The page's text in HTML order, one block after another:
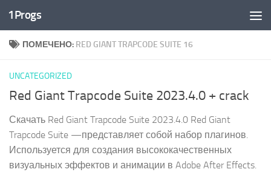
Перейти к содержимому
1Progs
ПОМЕЧЕНО: RED GIANT TRAPCODE SUITE 16
UNCATEGORIZED
Red Giant Trapcode Suite 2023.4.0 + crack
Скачать Red Giant Trapcode Suite 2023.4.0 Red Giant
Trapcode Suite —представляет собой набор плагинов.
Используется для создания высококачественных
визуальных эффектов и анимации в Adobe After Effects.